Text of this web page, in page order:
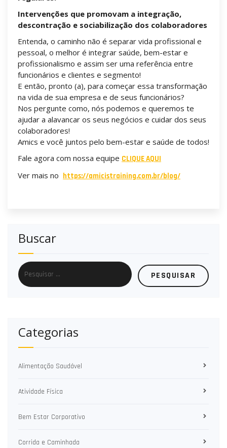
Intervenções que promovam a integração,
descontração e sociabilização dos colaboradores
Entenda, o caminho não é separar vida profissional e
pessoal, o melhor é integrar saúde, bem-estar e
profissionalismo e assim ser uma referência entre
funcionários e clientes e segmento!
E então, pronto (a), para começar essa transformação
na vida de sua empresa e de seus funcionários?
Nos pergunte como, nós podemos e queremos te
ajudar a alavancar os seus negócios e cuidar dos seus
colaboradores!
Amics e você juntos pelo bem-estar e saúde de todos!
Fale agora com nossa equipe CLIQUE AQUI
Ver mais no https://amicistraining.com.br/blog/
Buscar
Categorias
Alimentação Saudável
Atividade Física
Bem Estar Corporativo
Corrida e Caminhada